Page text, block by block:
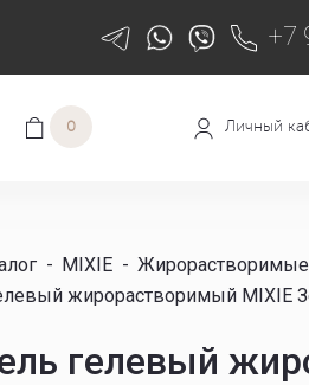
+7
0 Личный
- MIXIE - Жирорастворимые
жирорастворимый MIXIE
гелевый